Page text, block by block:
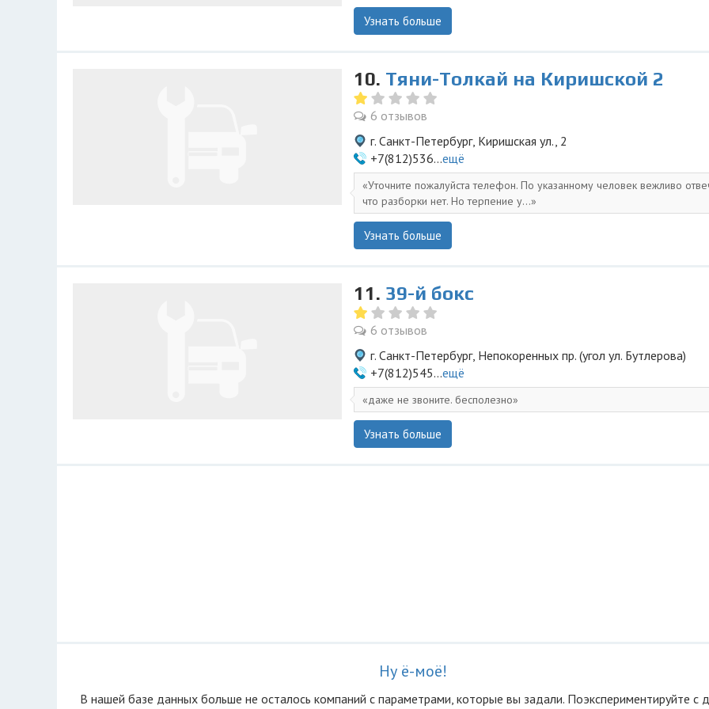
Узнать больше
10. Тяни-Толкай на Киришской 2
6 отзывов
г. Санкт-Петербург, Киришская ул., 2
+7(812)536...ещё
Уточните пожалуйста телефон. По указанному человек вежливо
что разборки нет. Но терпение у...
Узнать больше
11. 39-й бокс
6 отзывов
г. Санкт-Петербург, Непокоренных пр. (угол ул. Бутлерова)
+7(812)545...ещё
даже не звоните. бесполезно
Узнать больше
Ну ё-моё!
В нашей базе данных больше не осталоcь компаний с параметрами, которые вы задали. Поэкспериментируйте с